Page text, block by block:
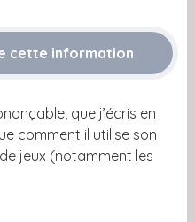
cette information
que j’écris en
comment il utilise son
jeux (notamment les